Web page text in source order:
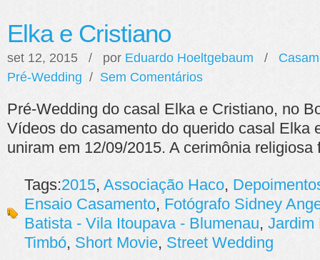
Elka e Cristiano
set 12, 2015 / por Eduardo Hoeltgebaum /
Pré-Wedding / Sem Comentários
Pré-Wedding do casal Elka e Cristiano, no
Vídeos do casamento do querido casal Elka
uniram em 12/09/2015. A cerimônia
Tags:2015, Associação Haco,
Ensaio Casamento, Fotógrafo Sidney
Batista - Vila Itoupava - Blumenau, Jardim
Timbó, Short Movie, Street Wedding